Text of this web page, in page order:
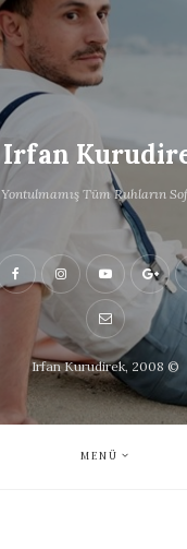
Irfan
Yontulmamış Tüm Ruhların
Irfan Kurudirek, 2008 ©
MENÜ